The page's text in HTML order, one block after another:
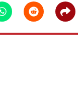
WhatsappReddit